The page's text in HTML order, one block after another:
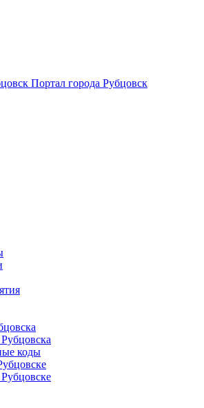
Портал города Рубцовск
коды